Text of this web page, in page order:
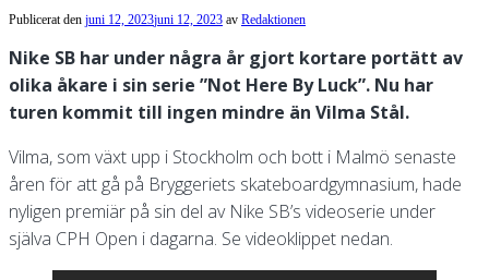
Publicerat den juni 12, 2023juni 12, 2023 av Redaktionen
Nike SB har under några år gjort kortare portätt av
olika åkare i sin serie ”Not Here By Luck”. Nu har
turen kommit till ingen mindre än Vilma Stål.
Vilma, som växt upp i Stockholm och bott i Malmö senaste
åren för att gå på Bryggeriets skateboardgymnasium, hade
nyligen premiär på sin del av Nike SB’s videoserie under
själva CPH Open i dagarna. Se videoklippet nedan.